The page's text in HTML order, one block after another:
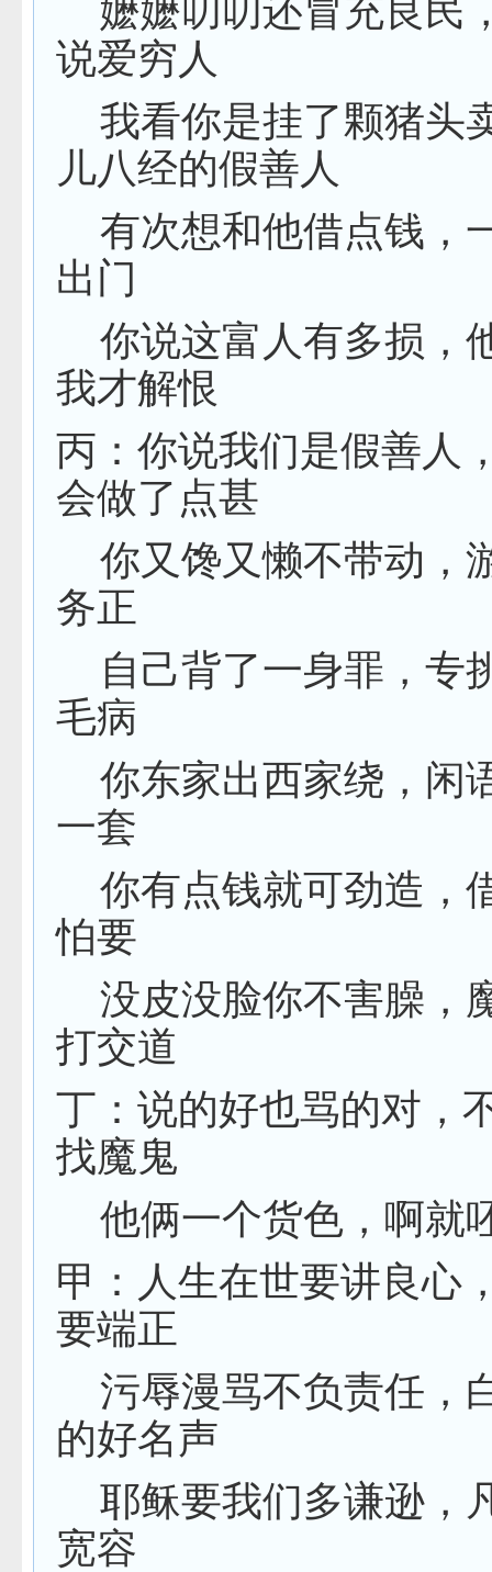
嬷嬷叨叨还冒充良民
说爱穷人
我看你是挂了颗猪头
儿八经的假善人
有次想和他借点钱，
出门
你说这富人有多损，
我才解恨
丙：你说我们是假善人
会做了点甚
你又馋又懒不带动，
务正
自己背了一身罪，专
毛病
你东家出西家绕，闲
一套
你有点钱就可劲造，
怕要
没皮没脸你不害臊，
打交道
丁：说的好也骂的对，
找魔鬼
他俩一个货色，啊就
甲：人生在世要讲良心
要端正
污辱漫骂不负责任，
的好名声
耶稣要我们多谦逊，
宽容